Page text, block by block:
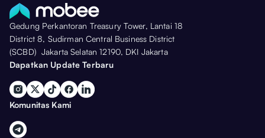
Gedung Perkantoran Treasury Tower, Lantai 18
District 8, Sudirman Central Business District
(SCBD) Jakarta Selatan 12190, DKI Jakarta
Dapatkan Update Terbaru
Komunitas Kami